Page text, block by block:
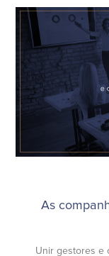
As
Unir gestores e